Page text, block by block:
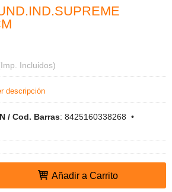
Incluidos)
descripción
/ Cod. Barras: 8425160338268 •
Añadir a Carrito